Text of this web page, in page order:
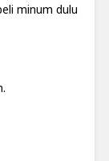
minum dulu